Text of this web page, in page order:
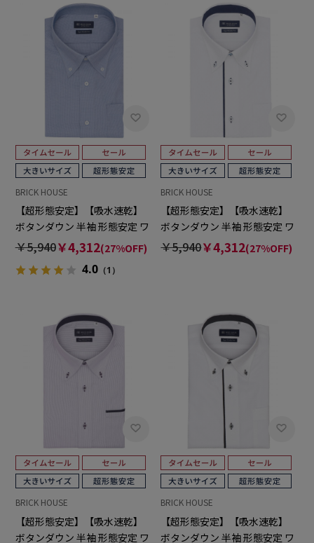
BRICK HOUSE
【超形態安定】【吸水速乾】
ボタンダウン 半袖 形態安定 ワ
イシャツ 大きいサイズ
￥5,940￥4,312(27%OFF)
4.0（1）
BRICK HOUSE
【超形態安定】【吸水速乾】
ボタンダウン 半袖 形態安定 ワ
イシャツ 大きいサイズ
￥5,940￥4,312(27%OFF)
BRICK HOUSE
【超形態安定】【吸水速乾】
ボタンダウン 半袖 形態安定 ワ
BRICK HOUSE
【超形態安定】【吸水速乾】
ボタンダウン 半袖 形態安定 ワ